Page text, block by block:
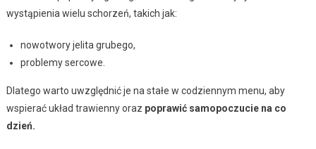
wystąpienia wielu schorzeń, takich jak:
nowotwory jelita grubego,
problemy sercowe.
Dlatego warto uwzględnić je na stałe w codziennym menu, aby
wspierać układ trawienny oraz poprawić samopoczucie na co
dzień.